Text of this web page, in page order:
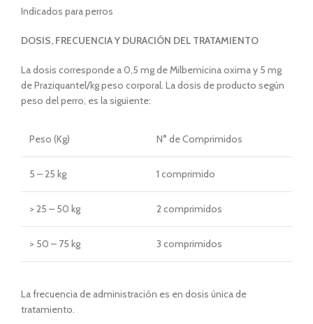
Indicados para perros
DOSIS, FRECUENCIA Y DURACIÓN DEL TRATAMIENTO
La dosis corresponde a 0,5 mg de Milbemicina oxima y 5 mg
de Praziquantel/kg peso corporal. La dosis de producto según
peso del perro, es la siguiente:
Peso (Kg) N° de Comprimidos
5 – 25 kg 1 comprimido
> 25 – 50 kg 2 comprimidos
> 50 – 75 kg 3 comprimidos
La frecuencia de administración es en dosis única de
tratamiento.